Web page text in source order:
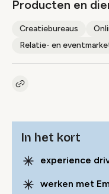
Producten en
Creatiebureaus
Relatie- en
Kopieer link naar pagina
In het kort
experience
werken met